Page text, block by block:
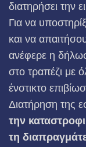
διατηρήσει την
Για να
και να
ανέφερε η
στο τραπέζι με
ένστικτο
Διατήρηση της
την
τη